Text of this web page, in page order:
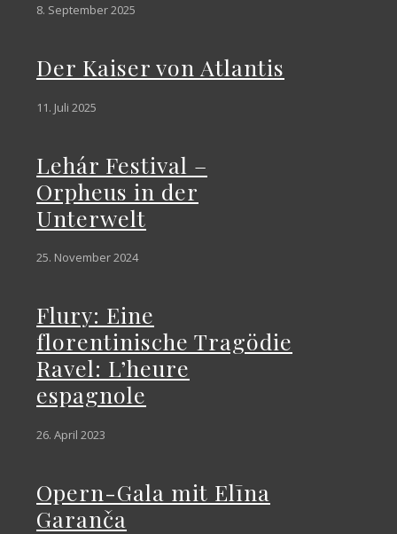
8. September 2025
Der Kaiser von Atlantis
11. Juli 2025
Lehár Festival –
Orpheus in der
Unterwelt
25. November 2024
Flury: Eine
florentinische Tragödie
Ravel: L’heure
espagnole
26. April 2023
Opern-Gala mit Elīna
Garanča